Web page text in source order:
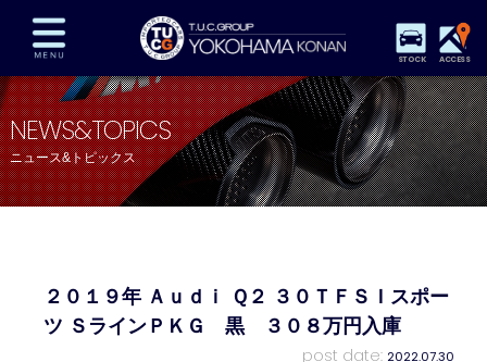
STOCK ACCESS
在庫車両情報 保証&サービス パーツリスト
TUCとは？ 店舗情報 アクセスマップ
全国納車 特別作業 注文販売
プライバシーポリシー スタッフblog 納車blog
NEWS&TOPICS
ニュース&トピックス
２０１９年 Ａｕｄｉ Ｑ２ ３０ＴＦＳＩスポー
ツ ＳラインＰＫＧ 黒 ３０８万円入庫
post date: 2022.07.30